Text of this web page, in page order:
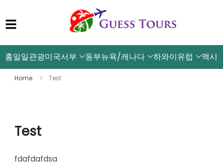
홈일일관광미국서부 동부뉴욕/캐나다 하와이유럽 멕시
Home Test
Test
fdafdafdsa